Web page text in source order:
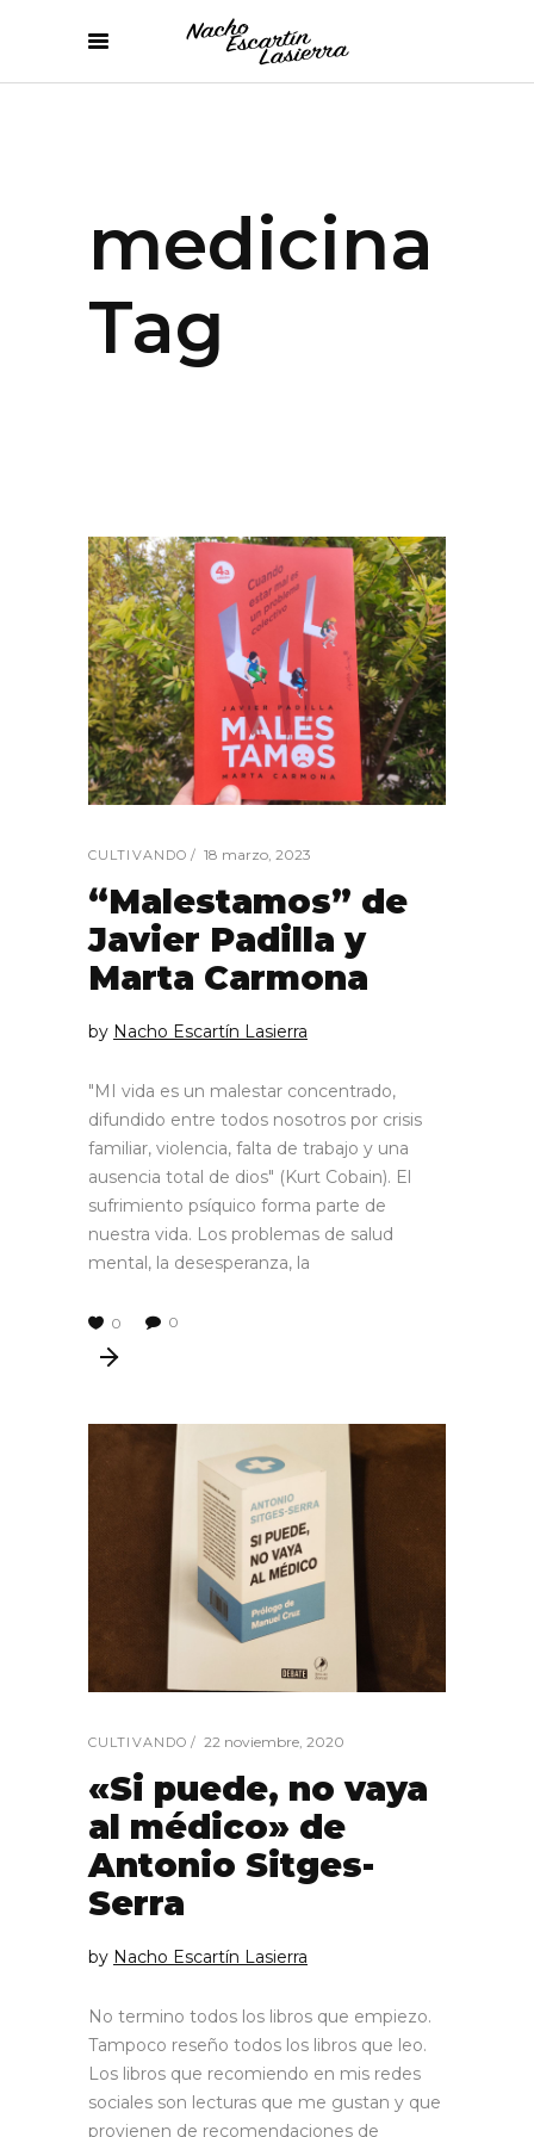
medicina
Tag
CULTIVANDO 18 marzo, 2023
“Malestamos” de
Javier Padilla y
Marta Carmona
by Nacho Escartín Lasierra
"MI vida es un malestar concentrado,
difundido entre todos nosotros por crisis
familiar, violencia, falta de trabajo y una
ausencia total de dios" (Kurt Cobain). El
sufrimiento psíquico forma parte de
nuestra vida. Los problemas de salud
mental, la desesperanza, la
0 0
CULTIVANDO 22 noviembre, 2020
«Si puede, no vaya
al médico» de
Antonio Sitges-
Serra
by Nacho Escartín Lasierra
No termino todos los libros que empiezo.
Tampoco reseño todos los libros que leo.
Los libros que recomiendo en mis redes
sociales son lecturas que me gustan y que
provienen de recomendaciones de